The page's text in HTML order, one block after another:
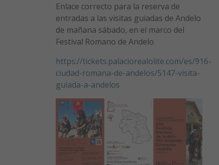
Enlace correcto para la reserva de
entradas a las visitas guiadas de Andelo
de mañana sábado, en el marco del
Festival Romano de Andelo
https://tickets.palaciorealolite.com/es/916-
ciudad-romana-de-andelos/5147-visita-
guiada-a-andelos